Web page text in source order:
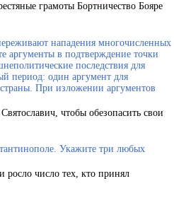
грамоты Бортничество Бояре
нападения многочисленных
аргументы в подтверждение точки
последствия для
период: один аргумент для
При изложении аргументов
чтобы обезопасить свои
Укажите три любых
росло число тех, кто принял